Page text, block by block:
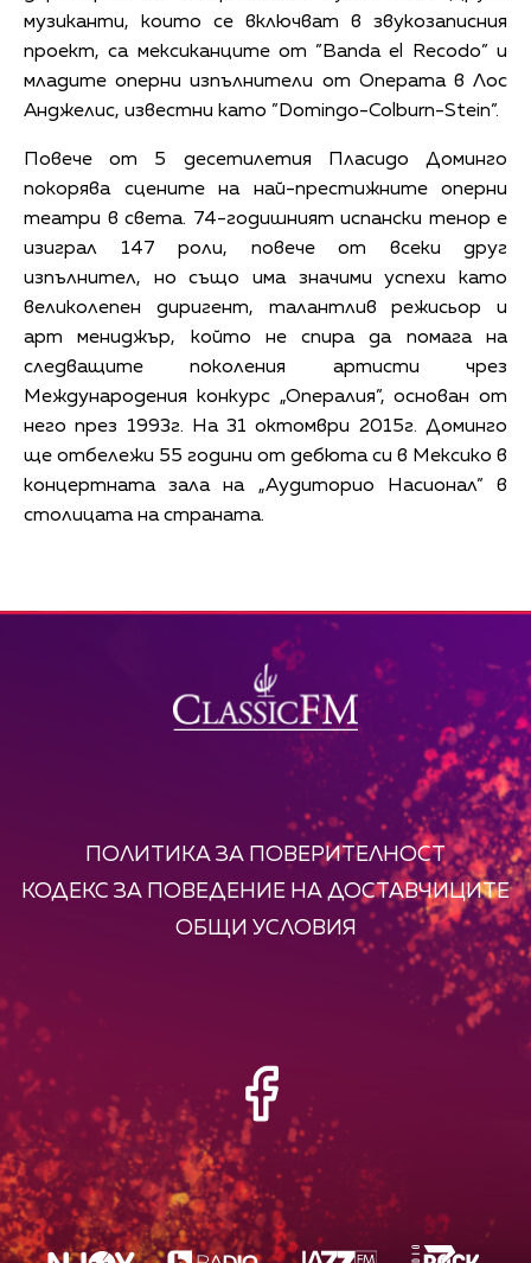
музиканти, които се включват в звукозаписния
проект, са мексиканците от ”Banda el Recodo” и
младите оперни изпълнители от Операта в Лос
Анджелис, известни като ”Domingo-Colburn-Stein”.
Повече от 5 десетилетия Пласидо Доминго
покорява сцените на най-престижните оперни
театри в света. 74-годишният испански тенор е
изиграл 147 роли, повече от всеки друг
изпълнител, но също има значими успехи като
великолепен диригент, талантлив режисьор и
арт мениджър, който не спира да помага на
следващите поколения артисти чрез
Международения конкурс „Опералия”, основан от
него през 1993г. На 31 октомври 2015г. Доминго
ще отбележи 55 години от дебюта си в Мексико в
концертната зала на „Аудиторио Насионал” в
столицата на страната.
ПОЛИТИКА ЗА ПОВЕРИТЕЛНОСТ
КОДЕКС ЗА ПОВЕДЕНИЕ НА ДОСТАВЧИЦИТЕ
ОБЩИ УСЛОВИЯ